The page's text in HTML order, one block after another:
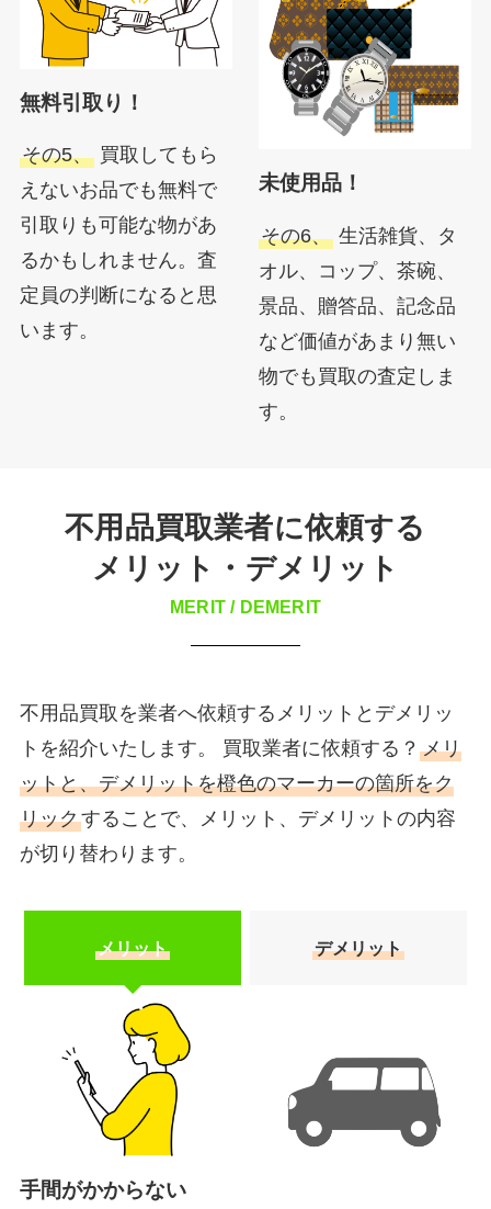
無料引取り！
その5、買取してもら
えないお品でも無料で
引取りも可能な物があ
るかもしれません。査
定員の判断になると思
います。
未使用品！
その6、 生活雑貨、タ
オル、コップ、茶碗、
景品、贈答品、記念品
など価値があまり無い
物でも買取の査定しま
す。
不用品買取業者に依頼する
メリット・デメリット
MERIT / DEMERIT
不用品買取を業者へ依頼するメリットとデメリッ
トを紹介いたします。 買取業者に依頼する？ メリ
ットと、デメリットを橙色のマーカーの箇所をク
リックすることで、メリット、デメリットの内容
が切り替わります。
メリット デメリット
手間がかからない